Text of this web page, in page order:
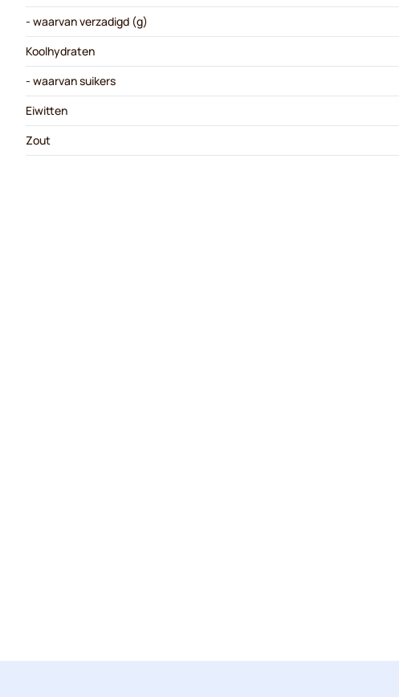
- waarvan verzadigd (g)
Koolhydraten
- waarvan suikers
Eiwitten
Zout